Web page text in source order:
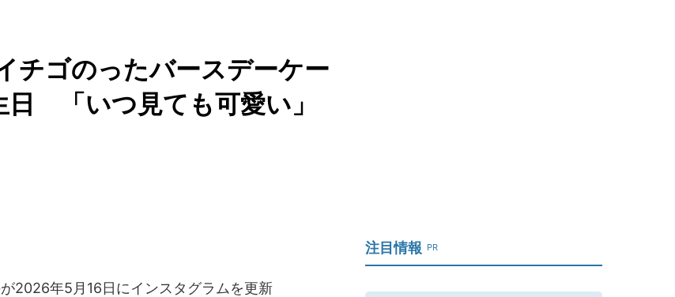
チゴのったバースデーケー
「いつ見ても可愛い」
2026年5月16日にインスタグラムを更新
注目情報 PR